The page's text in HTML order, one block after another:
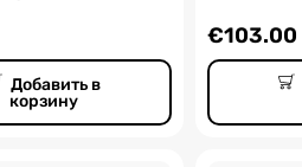
Добавить в
корзину
€103.00